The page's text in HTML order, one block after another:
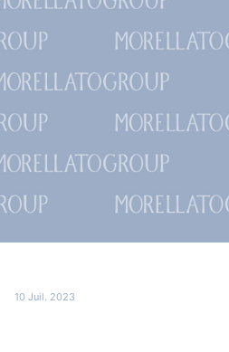
10 Juil. 2023